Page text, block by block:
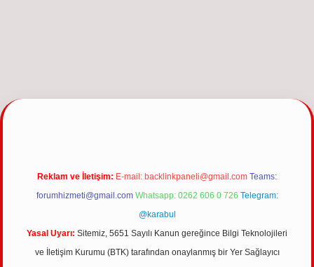
Reklam ve İletişim: E-mail: backlinkpaneli@gmail.com Teams:
forumhizmeti@gmail.com Whatsapp: 0262 606 0 726 Telegram:
@karabul
Yasal Uyarı: Sitemiz, 5651 Sayılı Kanun gereğince Bilgi Teknolojileri
ve İletişim Kurumu (BTK) tarafından onaylanmış bir Yer Sağlayıcı